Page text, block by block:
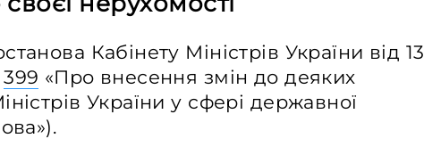
Кабінету Міністрів України від 13
399 «Про внесення змін до деяких
України у сфері державної